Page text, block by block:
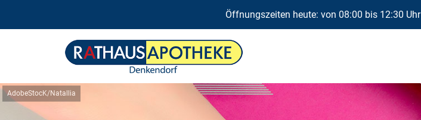
Öffnungszeiten heute: von 08:00 bis 12:30 Uhr
AdobeStocK/Natallia